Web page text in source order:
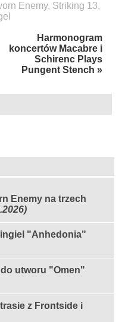
Enemy, Striking 13,
Harmonogram
koncertów Macabre i
Schirenc Plays
Pungent Stench »
Enemy na trzech
"Anhedonia"
utworu "Omen"
z Frontside i